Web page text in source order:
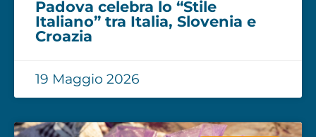
Padova celebra lo “Stile
Italiano” tra Italia, Slovenia e
Croazia
19 Maggio 2026